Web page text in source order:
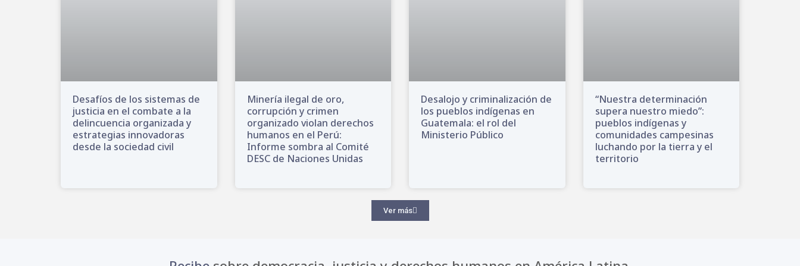
Desafíos de los sistemas de
justicia en el combate a la
delincuencia organizada y
estrategias innovadoras
desde la sociedad civil
Minería ilegal de oro,
corrupción y crimen
organizado violan derechos
humanos en el Perú:
Informe sombra al Comité
DESC de Naciones Unidas
Desalojo y criminalización de
los pueblos indígenas en
Guatemala: el rol del
Ministerio Público
“Nuestra determinación
supera nuestro miedo”:
pueblos indígenas y
comunidades campesinas
luchando por la tierra y el
territorio
Ver más